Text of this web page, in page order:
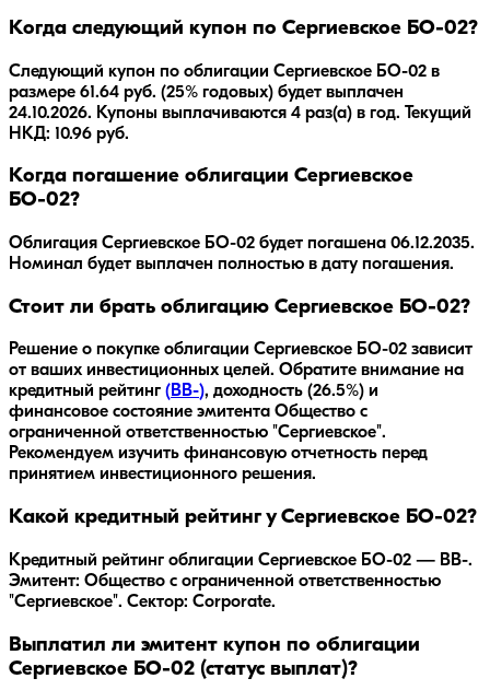
Когда следующий купон по Сергиевское БО-02?
Следующий купон по облигации Сергиевское БО-02 в
размере 61.64 руб. (25% годовых) будет выплачен
24.10.2026. Купоны выплачиваются 4 раз(а) в год. Текущий
НКД: 10.96 руб.
Когда погашение облигации Сергиевское
БО-02?
Облигация Сергиевское БО-02 будет погашена 06.12.2035.
Номинал будет выплачен полностью в дату погашения.
Стоит ли брать облигацию Сергиевское БО-02?
Решение о покупке облигации Сергиевское БО-02 зависит
от ваших инвестиционных целей. Обратите внимание на
кредитный рейтинг (BB-), доходность (26.5%) и
финансовое состояние эмитента Общество с
ограниченной ответственностью "Сергиевское".
Рекомендуем изучить финансовую отчетность перед
принятием инвестиционного решения.
Какой кредитный рейтинг у Сергиевское БО-02?
Кредитный рейтинг облигации Сергиевское БО-02 — BB-.
Эмитент: Общество с ограниченной ответственностью
"Сергиевское". Сектор: Corporate.
Выплатил ли эмитент купон по облигации
Сергиевское БО-02 (статус выплат)?